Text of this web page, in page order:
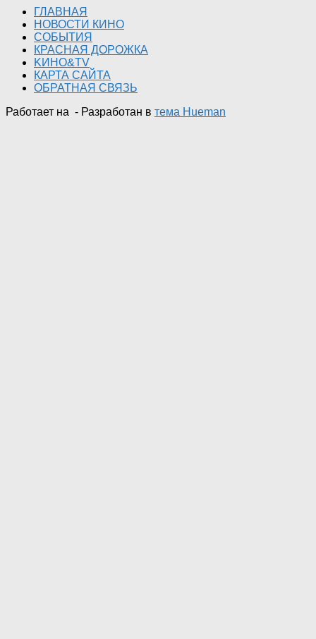
ГЛАВНАЯ
НОВОСТИ КИНО
СОБЫТИЯ
КРАСНАЯ ДОРОЖКА
KИНО&TV
КАРТА САЙТА
ОБРАТНАЯ СВЯЗЬ
Работает на - Разработан в тема Hueman